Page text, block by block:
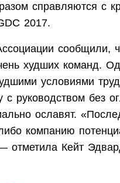
справляются с
2017.
сообщили,
худших команд.
условиями
с руководством без
ославят.
компанию
отметила Кейт